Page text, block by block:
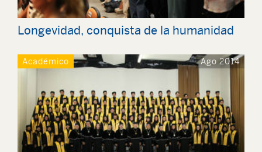
Longevidad, conquista de la humanidad
Académico Ago 2014